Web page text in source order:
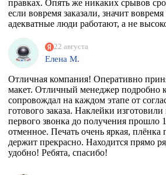
после получения макета. Мой визит в
отдельная история - абсолютно
люди!!!! Позитив сквозит даже от
РЕКОМЕНДУЮ ВСЕМИ ФИБРАМИ
правках. Опять же никаких срывов
если вовремя заказали, значит
адекватные люди работают, а не
22 августа
Елена М.
Отличная компания! Оперативно
макет. Отличный менеджер подробно
сопровождал на каждом этапе от
готового заказа. Наклейки
первого звонка до получения прошло
отменное. Печать очень яркая, плёнка
держит прекрасно. Находится прямо
удобно! Ребята, спасибо!